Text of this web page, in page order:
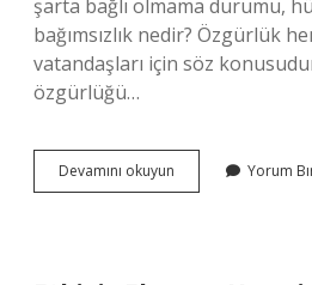
şarta bağlı olmama durumu,
bağımsızlık nedir? Özgürlük
vatandaşları için söz
özgürlüğü…
Devamını okuyun Herhangi
Bir
Yorum